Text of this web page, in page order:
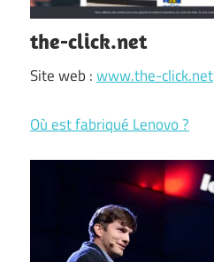
the-click.net
Site web :www.the-click.net
Où est fabriqué Lenovo ?